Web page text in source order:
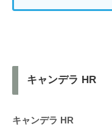
キャンデラ HR
キャンデラ HR